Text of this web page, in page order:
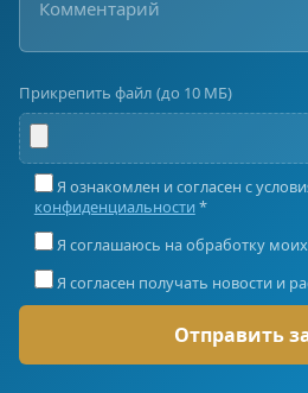
Прикрепить файл (до 10 МБ)
Я ознакомлен и согласен с
конфиденциальности *
Я соглашаюсь на обработку
Я согласен получать новости и